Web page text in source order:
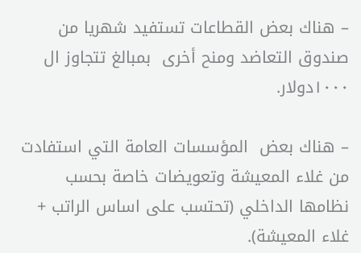
– هناك بعض القطاعات تستفيد شهريا من
صندوق التعاضد ومنح أخرى بمبالغ تتجاوز ال
١٠٠٠دولار.
– هناك بعض المؤسسات العامة التي استفادت
من غلاء المعيشة وتعويضات خاصة بحسب
نظامها الداخلي (تحتسب على اساس الراتب +
غلاء المعيشة).